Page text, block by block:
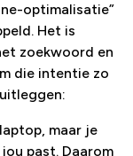
optimalisatie”
Het is
zoekwoord en
die intentie zo
maar je
past. Daarom